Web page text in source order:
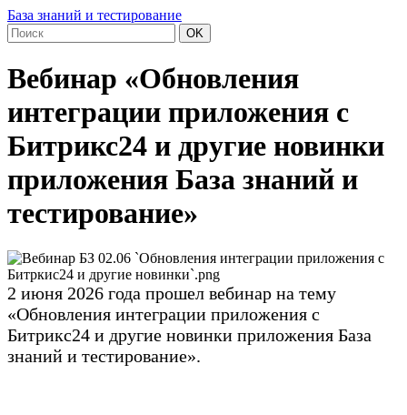
База знаний и тестирование
OK
Вебинар «Обновления
интеграции приложения с
Битрикс24 и другие новинки
приложения База знаний и
тестирование»
2 июня 2026 года прошел вебинар на тему
«Обновления интеграции приложения с
Битрикс24 и другие новинки приложения База
знаний и тестирование».